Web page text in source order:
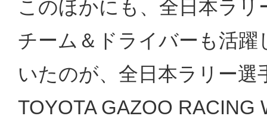
このほかにも、全日本ラ
チーム＆ドライバーも活
いたのが、全日本ラリー
TOYOTA GAZOO RACING